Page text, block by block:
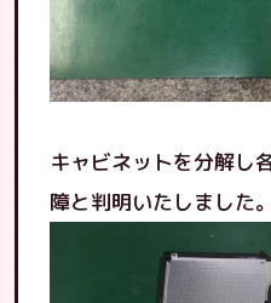
キャビネットを分解し
障と判明いたしました。